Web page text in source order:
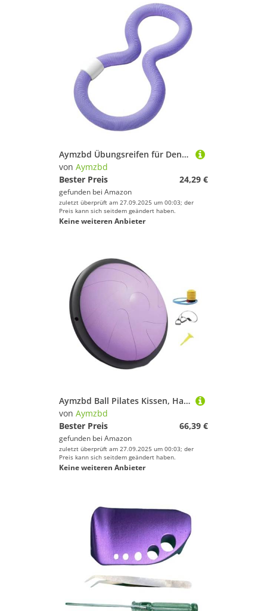
Aymzbd Übungsreifen für Den Bauchmuskel Fitnesskreis Als Gewichteter Federreifen Und Trainingsgerät mit Tragbarem Design Zum Falten für Männer, Lila
von Aymzbd
Bester Preis
24,29 €
gefunden bei Amazon
zuletzt überprüft am 27.09.2025 um 00:03; der
Preis kann sich seitdem geändert haben.
Keine weiteren Anbieter
Aymzbd Ball Pilates Kissen, Halb Gymnastikball, Fitness Trainingsgerät für Krafttraining, Violett
von Aymzbd
Bester Preis
66,39 €
gefunden bei Amazon
zuletzt überprüft am 27.09.2025 um 00:03; der
Preis kann sich seitdem geändert haben.
Keine weiteren Anbieter